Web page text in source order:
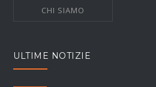
CHI SIAMO
ULTIME NOTIZIE